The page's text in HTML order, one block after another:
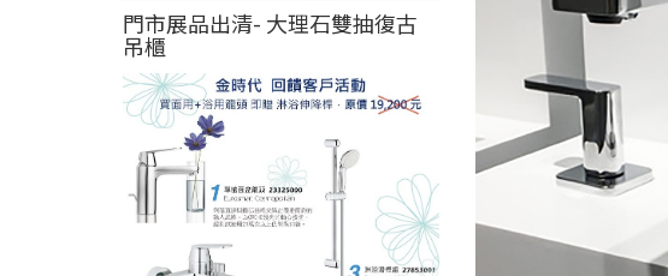
門市展品出清- 大理石雙抽復古
吊櫃